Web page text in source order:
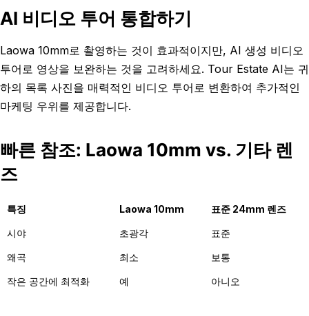
AI 비디오 투어 통합하기
Laowa 10mm로 촬영하는 것이 효과적이지만, AI 생성 비디오
투어로 영상을 보완하는 것을 고려하세요. Tour Estate AI는 귀
하의 목록 사진을 매력적인 비디오 투어로 변환하여 추가적인
마케팅 우위를 제공합니다.
빠른 참조: Laowa 10mm vs. 기타 렌
즈
특징 Laowa 10mm 표준 24mm 렌즈
시야 초광각 표준
왜곡 최소 보통
작은 공간에 최적화 예 아니오